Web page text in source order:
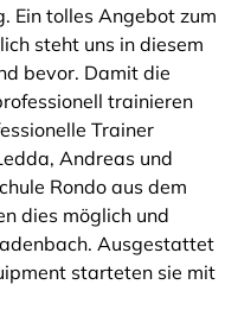
Ein tolles Angebot zum
steht uns in diesem
bevor. Damit die
trainieren
Trainer
Andreas und
Rondo aus dem
dies möglich und
Ausgestattet
starteten sie mit